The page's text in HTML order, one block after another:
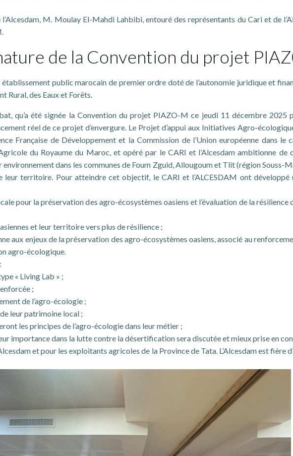
M. Moulay El-Mahdi Lahbibi, entouré des représentants du Cari et de
de la Convention du projet
public marocain de premier ordre doté de l’autonomie juridique et
Rural, des Eaux et Forêts.
qu’a été signée la Convention du projet PIAZO-M ce jeudi 11 décembre 2025
réel de ce projet d’envergure. Le Projet d’appui aux Initiatives Agro-
Française de Développement et la Commission de l’Union européenne dans
du Royaume du Maroc, et opéré par le CARI et l’Alcesdam ambitionne
environnement dans les communes de Foum Zguid, Allougoum et Tlit (région Souss-
leur territoire. Pour atteindre cet objectif, le CARI et l’ALCESDAM ont développé
pour la préservation des agro-écosystèmes oasiens et l’évaluation de la
et leur territoire vers plus de résilience ;
aux enjeux de la préservation des agro-écosystèmes oasiens, associé au
agro-écologique.
« Living Lab » ;
;
de l’agro-écologie ;
leur patrimoine local ;
les principes de l’agro-écologie dans leur métier ;
importance dans la lutte contre la désertification sera discutée et mieux prise en
et pour les exploitants agricoles de la Province de Tata. L’Alcesdam est fière